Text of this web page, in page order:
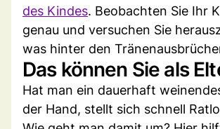
des Kindes. Beobachten Sie Ihr
genau und versuchen Sie
was hinter den
Das können Sie als
Hat man ein dauerhaft
der Hand, stellt sich schnell